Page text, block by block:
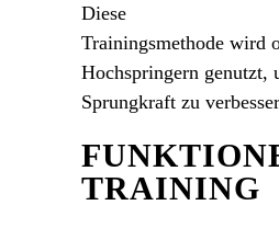
Diese
Trainingsmethode wird
Hochspringern genutzt,
Sprungkraft zu
TRAINING